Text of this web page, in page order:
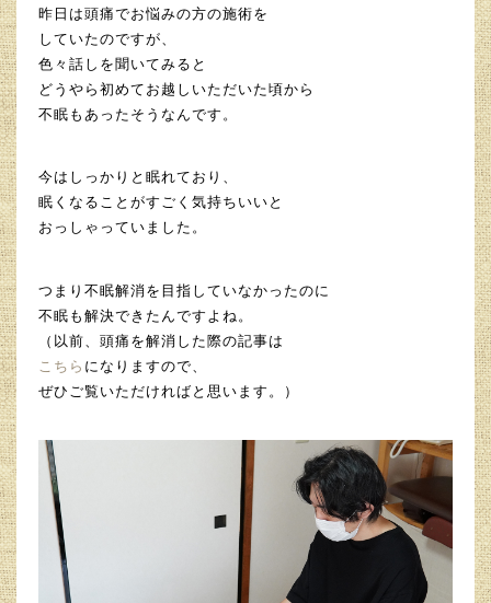
昨日は頭痛でお悩みの方の施術を
していたのですが、
色々話しを聞いてみると
どうやら初めてお越しいただいた頃から
不眠もあったそうなんです。
今はしっかりと眠れており、
眠くなることがすごく気持ちいいと
おっしゃっていました。
つまり不眠解消を目指していなかったのに
不眠も解決できたんですよね。
（以前、頭痛を解消した際の記事は
こちら になりますので、
ぜひご覧いただければと思います。）